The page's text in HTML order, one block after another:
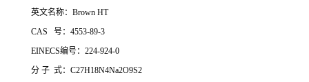
英文名称：Brown HT
CAS 号：4553-89-3
EINECS编号：224-924-0
分 子 式：C27H18N4Na2O9S2